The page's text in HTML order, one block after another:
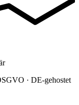
· DE-gehostet